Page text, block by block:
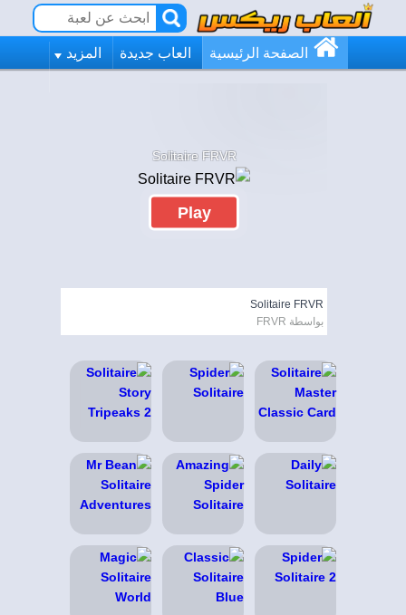
الصفحة الرئيسية العاب جديدة المزيد
Solitaire FRVR
Play
Solitaire FRVR
بواسطة FRVR